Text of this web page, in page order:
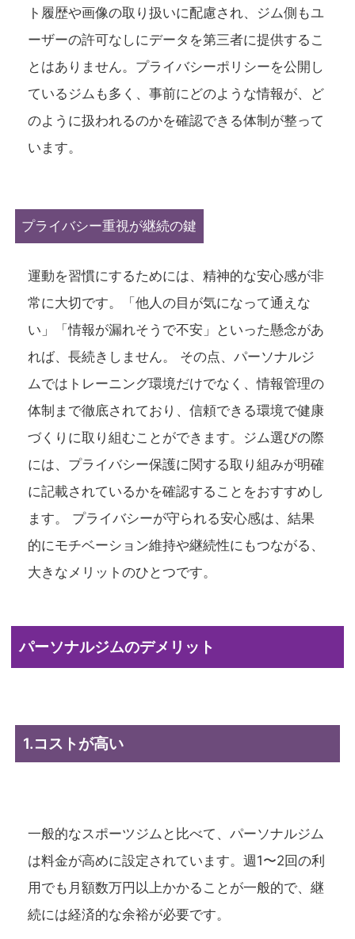
ト履歴や画像の取り扱いに配慮され、ジム側もユ
ーザーの許可なしにデータを第三者に提供するこ
とはありません。プライバシーポリシーを公開し
ているジムも多く、事前にどのような情報が、ど
のように扱われるのかを確認できる体制が整って
います。
プライバシー重視が継続の鍵
運動を習慣にするためには、精神的な安心感が非
常に大切です。「他人の目が気になって通えな
い」「情報が漏れそうで不安」といった懸念があ
れば、長続きしません。 その点、パーソナルジ
ムではトレーニング環境だけでなく、情報管理の
体制まで徹底されており、信頼できる環境で健康
づくりに取り組むことができます。ジム選びの際
には、プライバシー保護に関する取り組みが明確
に記載されているかを確認することをおすすめし
ます。 プライバシーが守られる安心感は、結果
的にモチベーション維持や継続性にもつながる、
大きなメリットのひとつです。
パーソナルジムのデメリット
1.コストが高い
一般的なスポーツジムと比べて、パーソナルジム
は料金が高めに設定されています。週1〜2回の利
用でも月額数万円以上かかることが一般的で、継
続には経済的な余裕が必要です。